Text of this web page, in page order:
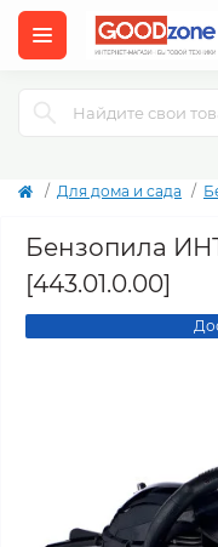
Для дома и сада
Бензопила
[443.01.0.00]